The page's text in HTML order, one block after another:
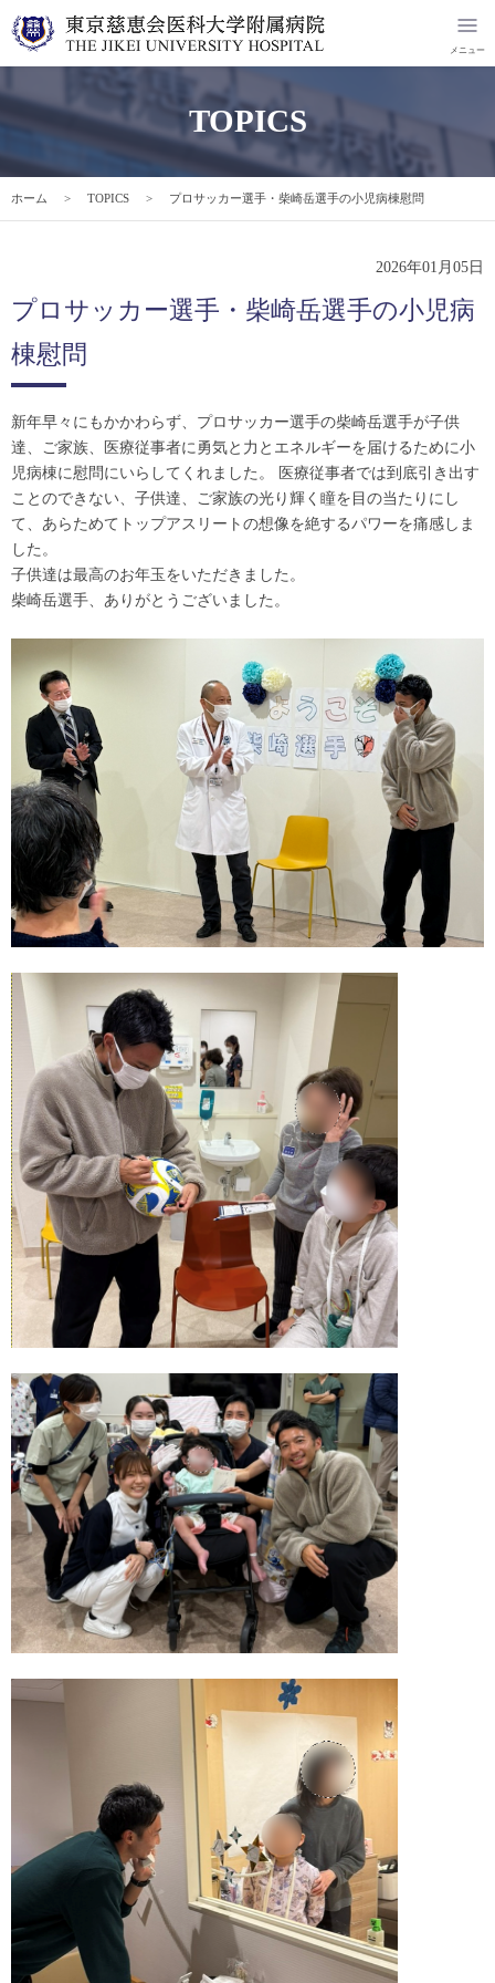
TOPICS
ホーム TOPICS プロサッカー選手・柴崎岳選手の小児病棟慰問
2026年01月05日
プロサッカー選手・柴崎岳選手の小児病
棟慰問
新年早々にもかかわらず、プロサッカー選手の柴崎岳選手が子供
達、ご家族、医療従事者に勇気と力とエネルギーを届けるために小
児病棟に慰問にいらしてくれました。 医療従事者では到底引き出す
ことのできない、子供達、ご家族の光り輝く瞳を目の当たりにし
て、あらためてトップアスリートの想像を絶するパワーを痛感しま
した。
子供達は最高のお年玉をいただきました。
柴崎岳選手、ありがとうございました。